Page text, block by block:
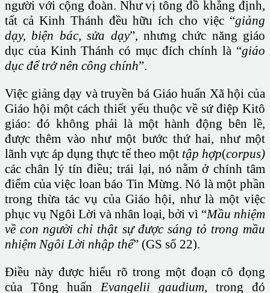
người với cộng đoàn. Như vị tông đồ khẳng định,
tất cả Kinh Thánh đều hữu ích cho việc “giảng
dạy, biện bác, sửa dạy”, nhưng chức năng giáo
dục của Kinh Thánh có mục đích chính là “giáo
dục để trở nên công chính”.
Việc giảng dạy và truyền bá Giáo huấn Xã hội của
Giáo hội một cách thiết yếu thuộc về sứ điệp Kitô
giáo: đó không phải là một hành động bên lề,
được thêm vào như một bước thứ hai, như một
lãnh vực áp dụng thực tế theo một tập hợp(corpus)
các chân lý tín điều; trái lại, nó nằm ở chính tâm
điểm của việc loan báo Tin Mừng. Nó là một phần
trong thừa tác vụ của Giáo hội, như là một việc
phục vụ Ngôi Lời và nhân loại, bởi vì “Mầu nhiệm
về con người chỉ thật sự được sáng tỏ trong mầu
nhiệm Ngôi Lời nhập thể” (GS số 22).
Điều này được hiểu rõ trong một đoạn cô đọng
của Tông huấnEvangelii gaudium, trong đó